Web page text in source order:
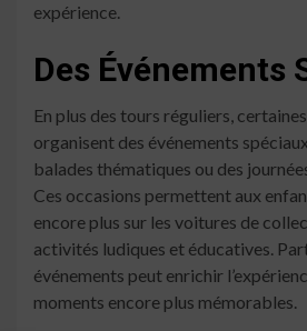
expérience.
Des Événements
En plus des tours réguliers,
organisent des événements
balades thématiques ou des
Ces occasions permettent aux
encore plus sur les voitures de
activités ludiques et éducatives.
événements peut enrichir
moments encore plus mémorables.